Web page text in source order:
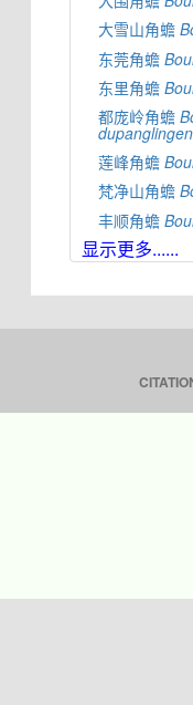
大雪山角蟾
东莞角蟾
东里角蟾
都庞岭角蟾
莲峰角蟾
梵净山角蟾
丰顺角蟾
高栏岛角蟾
揭阳角蟾
南澳岛角蟾
显示更多......